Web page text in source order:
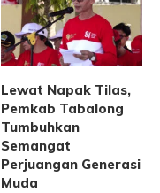
Lewat Napak Tilas,
Pemkab Tabalong
Tumbuhkan
Semangat
Perjuangan Generasi
Muda